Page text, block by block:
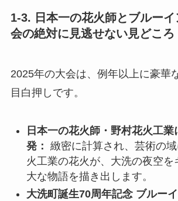
1-3. 日本一の花火師とブルー
会の絶対に見逃せない見どころ
2025年の大会は、例年以上に豪華
目白押しです。
日本一の花火師・野村花火工
発： 緻密に計算され、芸術の
火工業の花火が、大洗の夜空を
大な物語を描き出します。
大洗町誕生70周年記念 ブルー